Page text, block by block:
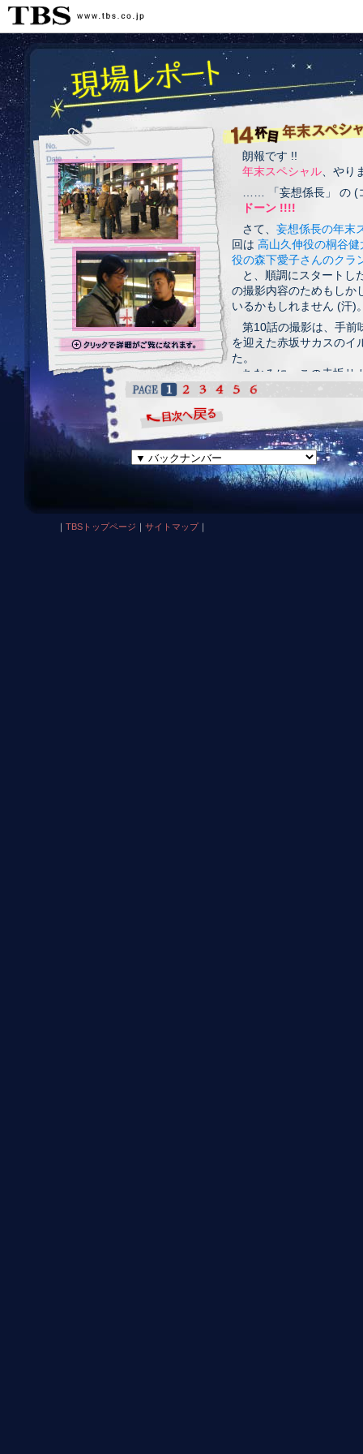
朗報です !!
年末スペシャル、やり
…… 「妄想係長」 の (
ドーン !!!!
さて、妄想係長の年末
回は 高山久伸役の桐谷
役の森下愛子さんのクラ
と、順調にスタートし
の撮影内容のためもしか
いるかもしれません (汗)
第10話の撮影は、手前
を迎えた赤坂サカスのイ
た。
ちなみに、この赤坂サ
イルミネーションズ 08-
しております。サカス
ツリーは、イルミ、とも
まで点灯中ですので、『
サカスにぜひ一度足を運
｜ TBSトップページ ｜ サイトマップ｜